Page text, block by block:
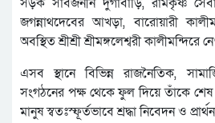
জগন্নাথদেবের আখড়া, বারোয়ারী
অবস্থিত শ্রীশ্রী শ্রীমঙ্গলেশ্বরী কালীমন্দিরে
এসব স্থানে বিভিন্ন রাজনৈতিক,
সংগঠনের পক্ষ থেকে ফুল দিয়ে তাঁকে
মানুষ স্বতঃস্ফূর্তভাবে শ্রদ্ধা নিবেদন ও